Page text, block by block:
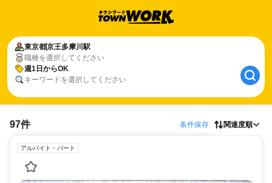
東京都京王多摩川駅
職種を選択してください
週1日からOK
キーワードを選択してください
97件 条件保存 関連度順
アルバイト・パート